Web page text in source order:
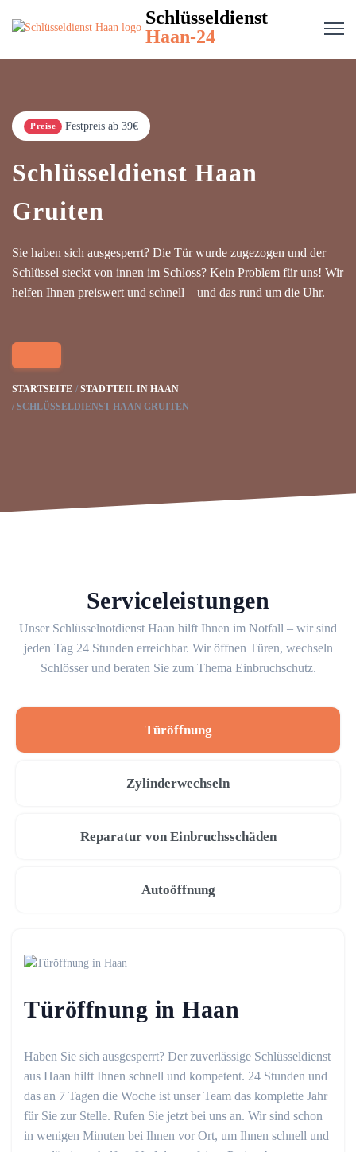
Schlüsseldienst
Haan-24
Preise Festpreis ab 39€
Schlüsseldienst Haan
Gruiten
Sie haben sich ausgesperrt? Die Tür wurde zugezogen und der
Schlüssel steckt von innen im Schloss? Kein Problem für uns! Wir
helfen Ihnen preiswert und schnell – und das rund um die Uhr.
STARTSEITE
STADTTEIL IN HAAN
SCHLÜSSELDIENST HAAN GRUITEN
Serviceleistungen
Unser Schlüsselnotdienst Haan hilft Ihnen im Notfall – wir sind
jeden Tag 24 Stunden erreichbar. Wir öffnen Türen, wechseln
Schlösser und beraten Sie zum Thema Einbruchschutz.
Türöffnung
Zylinderwechseln
Reparatur von Einbruchsschäden
Autoöffnung
Türöffnung in Haan
Haben Sie sich ausgesperrt? Der zuverlässige Schlüsseldienst
aus Haan hilft Ihnen schnell und kompetent. 24 Stunden und
das an 7 Tagen die Woche ist unser Team das komplette Jahr
für Sie zur Stelle. Rufen Sie jetzt bei uns an. Wir sind schon
in wenigen Minuten bei Ihnen vor Ort, um Ihnen schnell und